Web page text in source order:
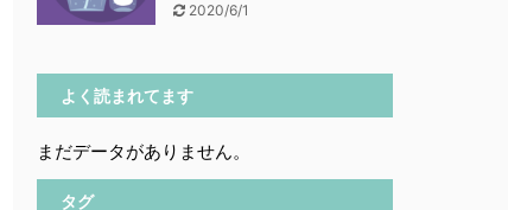
2020/6/1
よく読まれてます
まだデータがありません。
タグ